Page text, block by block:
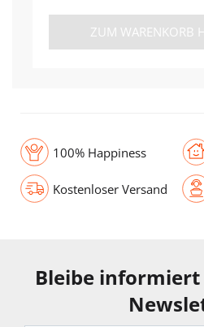
ZUM WARENKORB
100% Happiness
Kostenloser Versand
Bleibe